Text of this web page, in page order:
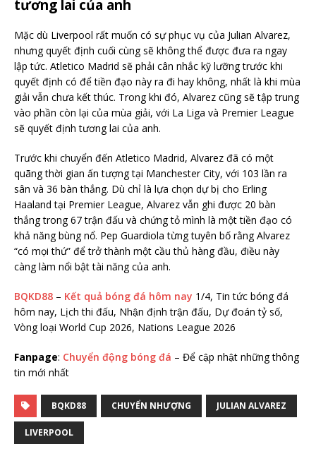
tương lai của anh
Mặc dù Liverpool rất muốn có sự phục vụ của Julian Alvarez,
nhưng quyết định cuối cùng sẽ không thể được đưa ra ngay
lập tức. Atletico Madrid sẽ phải cân nhắc kỹ lưỡng trước khi
quyết định có để tiền đạo này ra đi hay không, nhất là khi mùa
giải vẫn chưa kết thúc. Trong khi đó, Alvarez cũng sẽ tập trung
vào phần còn lại của mùa giải, với La Liga và Premier League
sẽ quyết định tương lai của anh.
Trước khi chuyển đến Atletico Madrid, Alvarez đã có một
quãng thời gian ấn tượng tại Manchester City, với 103 lần ra
sân và 36 bàn thắng. Dù chỉ là lựa chọn dự bị cho Erling
Haaland tại Premier League, Alvarez vẫn ghi được 20 bàn
thắng trong 67 trận đấu và chứng tỏ mình là một tiền đạo có
khả năng bùng nổ. Pep Guardiola từng tuyên bố rằng Alvarez
“có mọi thứ” để trở thành một cầu thủ hàng đầu, điều này
càng làm nổi bật tài năng của anh.
BQKD88 – Kết quả bóng đá hôm nay 1/4, Tin tức bóng đá
hôm nay, Lịch thi đấu, Nhận định trận đấu, Dự đoán tỷ số,
Vòng loại World Cup 2026, Nations League 2026
Fanpage: Chuyển động bóng đá – Để cập nhật những thông
tin mới nhất
BQKD88 CHUYỂN NHƯỢNG JULIAN ALVAREZ
LIVERPOOL